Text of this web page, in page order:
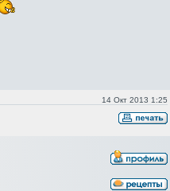
14 Окт 2013 1:25